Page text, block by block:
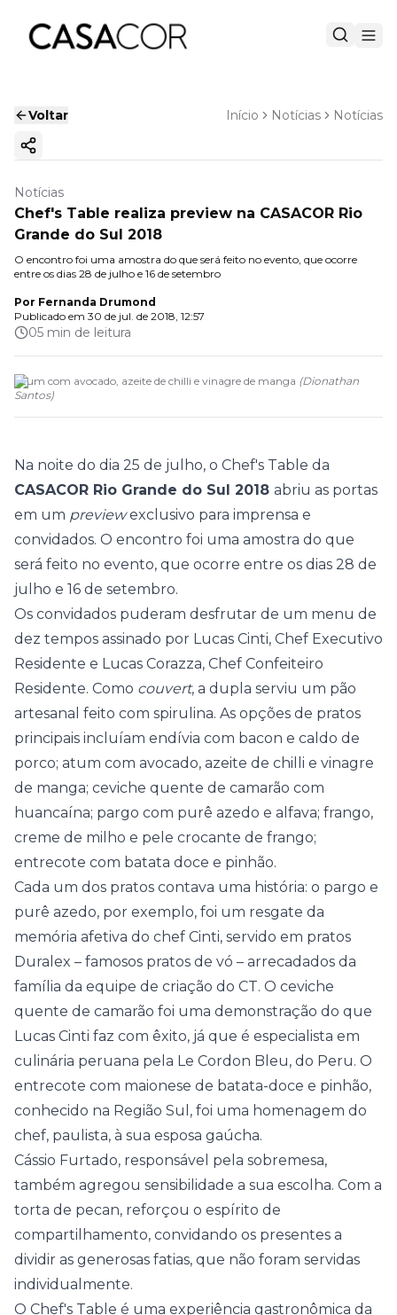
Voltar Início Notícias Notícias
Copiar link
Notícias
Chef's Table realiza preview na CASACOR Rio
Grande do Sul 2018
O encontro foi uma amostra do que será feito no evento, que ocorre
entre os dias 28 de julho e 16 de setembro
Por Fernanda Drumond
Publicado em 30 de jul. de 2018, 12:57
05 min de leitura
Atum com avocado, azeite de chilli e vinagre de manga (Dionathan
Santos)
Na noite do dia 25 de julho, o Chef's Table da
CASACOR Rio Grande do Sul 2018 abriu as portas
em um previewexclusivo para imprensa e
convidados. O encontro foi uma amostra do que
será feito no evento, que ocorre entre os dias 28 de
julho e 16 de setembro.
Os convidados puderam desfrutar de um menu de
dez tempos assinado por Lucas Cinti, Chef Executivo
Residente e Lucas Corazza, Chef Confeiteiro
Residente. Como couvert, a dupla serviu um pão
artesanal feito com spirulina. As opções de pratos
principais incluíam endívia com bacon e caldo de
porco; atum com avocado, azeite de chilli e vinagre
de manga; ceviche quente de camarão com
huancaína; pargo com purê azedo e alfava; frango,
creme de milho e pele crocante de frango;
entrecote com batata doce e pinhão.
Cada um dos pratos contava uma história: o pargo e
purê azedo, por exemplo, foi um resgate da
memória afetiva do chef Cinti, servido em pratos
Duralex – famosos pratos de vó – arrecadados da
família da equipe de criação do CT. O ceviche
quente de camarão foi uma demonstração do que
Lucas Cinti faz com êxito, já que é especialista em
culinária peruana pela Le Cordon Bleu, do Peru. O
entrecote com maionese de batata-doce e pinhão,
conhecido na Região Sul, foi uma homenagem do
chef, paulista, à sua esposa gaúcha.
Cássio Furtado, responsável pela sobremesa,
também agregou sensibilidade a sua escolha. Com a
torta de pecan, reforçou o espírito de
compartilhamento, convidando os presentes a
dividir as generosas fatias, que não foram servidas
individualmente.
O Chef's Table é uma experiência gastronômica da